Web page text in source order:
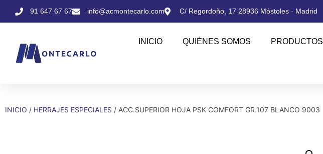
91 647 67 67 info@acmontecarlo.com C/ Regordoño, 17 28936 Móstoles · Madrid
INICIO QUIÉNES SOMOS PRODUCTOS
INICIO / HERRAJES ESPECIALES / ACC.SUPERIOR HOJA PSK COMFORT GR.107 BLANCO 9003